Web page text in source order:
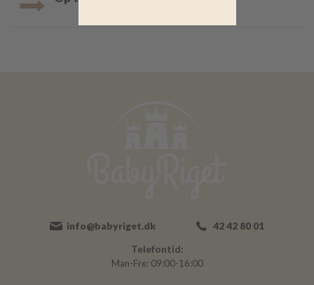
info@babyriget.dk 42 42 80 01
Telefontid:
Man-Fre: 09:00-16:00